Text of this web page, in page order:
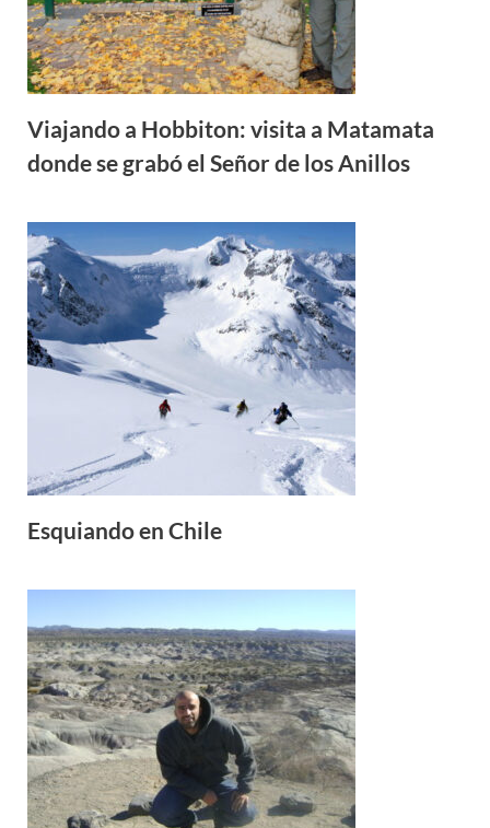
Viajando a Hobbiton: visita a Matamata
donde se grabó el Señor de los Anillos
Esquiando en Chile